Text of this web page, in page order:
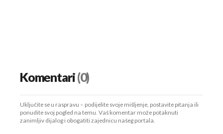
Komentari(0)
Uključite se u raspravu – podijelite svoje mišljenje, postavite pitanja ili
ponudite svoj pogled na temu. Vaš komentar može potaknuti
zanimljiv dijalog i obogatiti zajednicu našeg portala.